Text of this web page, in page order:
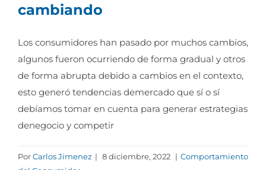
cambiando
Los consumidores han pasado por muchos cambios,
algunos fueron ocurriendo de forma gradual y otros
de forma abrupta debido a cambios en el contexto,
esto generó tendencias demercado que sí o sí
debíamos tomar en cuenta para generar estrategias
denegocio y competir
PorCarlos Jimenez | 8 diciembre, 2022 | Comportamiento